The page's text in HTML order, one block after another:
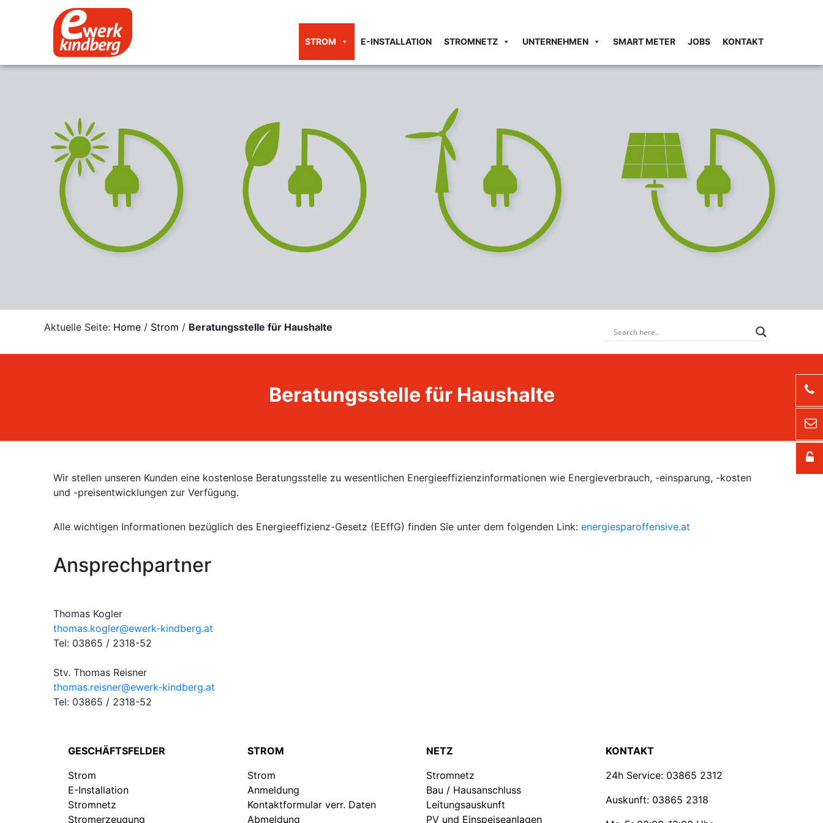
STROM E-INSTALLATION STROMNETZ UNTERNEHMEN SMART METER JOBS KONTAKT
Aktuelle Seite: Home / Strom / Beratungsstelle für Haushalte
Beratungsstelle für Haushalte
Wir stellen unseren Kunden eine kostenlose Beratungsstelle zu wesentlichen Energieeffizienzinformationen wie Energieverbrauch, -einsparung, -kosten
und -preisentwicklungen zur Verfügung.
Alle wichtigen Informationen bezüglich des Energieeffizienz-Gesetz (EEffG) finden Sie unter dem folgenden Link: energiesparoffensive.at
Ansprechpartner
Thomas Kogler
thomas.kogler@ewerk-kindberg.at
Tel: 03865 / 2318-52
Stv. Thomas Reisner
thomas.reisner@ewerk-kindberg.at
Tel: 03865 / 2318-52
GESCHÄFTSFELDER
Strom
E-Installation
Stromnetz
Stromerzeugung
STROM
Strom
Anmeldung
Kontaktformular verr. Daten
Abmeldung
NETZ
Stromnetz
Bau / Hausanschluss
Leitungsauskunft
PV und Einspeiseanlagen
KONTAKT
24h Service: 03865 2312
Auskunft: 03865 2318